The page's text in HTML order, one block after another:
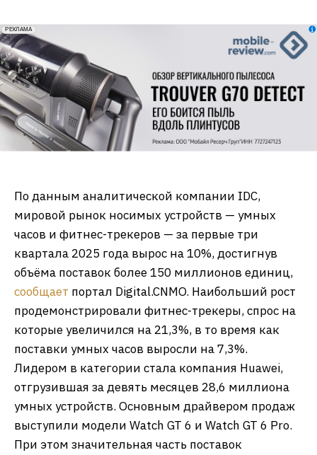
erid: 2VfnxxmNzs5
РЕКЛАМА
По данным аналитической компании IDC,
мировой рынок носимых устройств — умных
часов и фитнес-трекеров — за первые три
квартала 2025 года вырос на 10%, достигнув
объёма поставок более 150 миллионов единиц,
сообщает портал Digital.CNMO. Наибольший рост
продемонстрировали фитнес-трекеры, спрос на
которые увеличился на 21,3%, в то время как
поставки умных часов выросли на 7,3%.
Лидером в категории стала компания Huawei,
отгрузившая за девять месяцев 28,6 миллиона
умных устройств. Основным драйвером продаж
выступили модели Watch GT 6 и Watch GT 6 Pro.
При этом значительная часть поставок